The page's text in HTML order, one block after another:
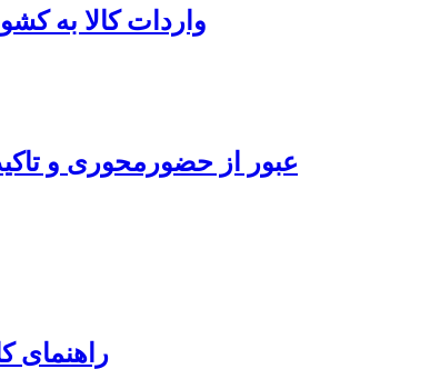
واردات کالا به کشور از
عبور از حضورمحوری و
راهنمای